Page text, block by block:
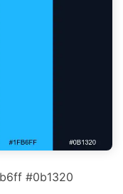
#0b1320